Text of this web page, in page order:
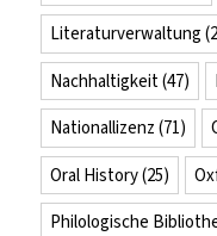
Literaturverwaltung
Nachhaltigkeit(47)
Nationallizenz (71)
Oral History(25)
Philologische